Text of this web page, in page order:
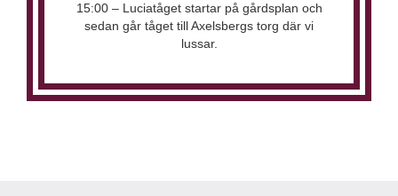
15:00 – Luciatåget startar på gårdsplan och
sedan går tåget till Axelsbergs torg där vi
lussar.